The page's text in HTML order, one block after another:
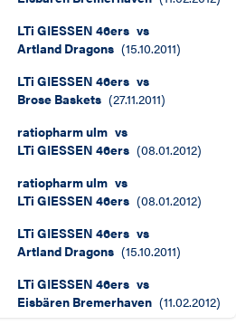
LTi GIESSEN 46ers vs
Artland Dragons (15.10.2011)
LTi GIESSEN 46ers vs
Brose Baskets (27.11.2011)
ratiopharm ulm vs
LTi GIESSEN 46ers (08.01.2012)
ratiopharm ulm vs
LTi GIESSEN 46ers (08.01.2012)
LTi GIESSEN 46ers vs
Artland Dragons (15.10.2011)
LTi GIESSEN 46ers vs
Eisbären Bremerhaven (11.02.2012)